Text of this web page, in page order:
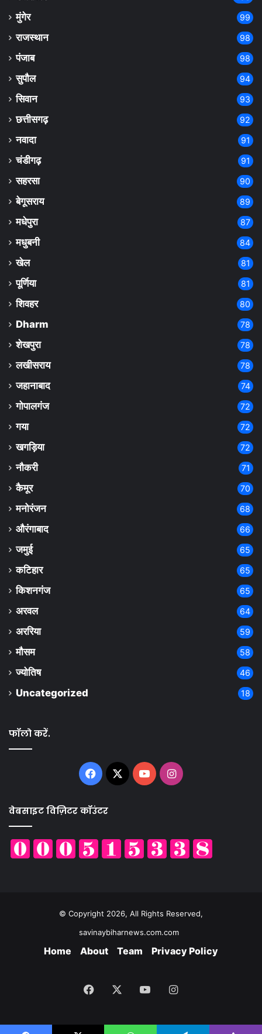
मुंगेर 99
राजस्थान 98
पंजाब 98
सुपौल 94
सिवान 93
छत्तीसगढ़ 92
नवादा 91
चंडीगढ़ 91
सहरसा 90
बेगूसराय 89
मधेपुरा 87
मधुबनी 84
खेल 81
पूर्णिया 81
शिवहर 80
Dharm 78
शेखपुरा 78
लखीसराय 78
जहानाबाद 74
गोपालगंज 72
गया 72
खगड़िया 72
नौकरी 71
कैमूर 70
मनोरंजन 68
औरंगाबाद 66
जमुई 65
कटिहार 65
किशनगंज 65
अरवल 64
अररिया 59
मौसम 58
ज्योतिष 46
Uncategorized 18
फॉलो करें.
Facebook
X YouTubeInstagram
वेबसाइट विज़िटर कॉउंटर
© Copyright 2026, All Rights Reserved,
savinaybiharnews.com.com
Home About Team Privacy Policy
Facebook YouTubeInstagram